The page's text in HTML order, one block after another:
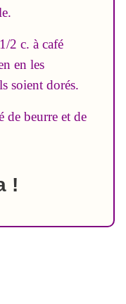
2 c. à café
en les
soient dorés.
de beurre et de
!